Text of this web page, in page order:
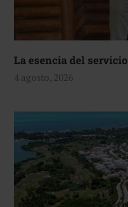
La esencia del servicio
4 agosto, 2026